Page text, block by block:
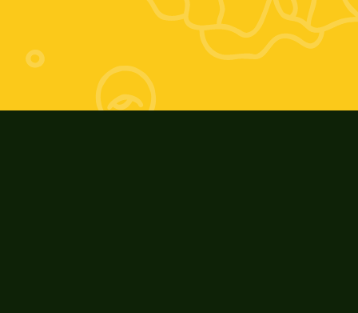
Sabato 9-13
Orario invernale:
Giovedì 16-19; Venerdì 9-13 e 16-19;
Sabato: 9-13